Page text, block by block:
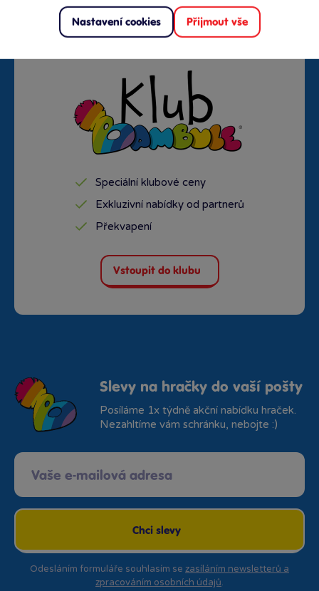
Speciální klubové ceny
Exkluzivní nabídky od partnerů
Překvapení
Vstoupit do klubu
Slevy na hračky do vaší pošty
Posíláme 1x týdně akční nabídku hraček.
Nezahltíme vám schránku, nebojte :)
Chci slevy
Odesláním formuláře souhlasím se zasíláním newsletterů a
zpracováním osobních údajů.
Nastavení cookies Přijmout vše